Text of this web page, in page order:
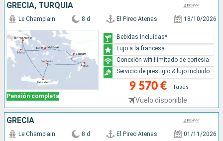
GRECIA, TURQUÍA
Pensión completa
Le Champlain 8 d El Pireo Atenas 18/10/2026
9 570 € +Tasas
Vuelo disponible
Bebidas Incluidas*
Lujo a la francesa
Conexión wifi ilimitado de cortesía
Servicio de prestigio & lujo incluido
GRECIA
Le Champlain 8 d El Pireo Atenas 01/11/2026